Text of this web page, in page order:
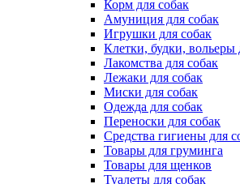
Корм для собак
Амуниция для собак
Игрушки для собак
Клетки, будки, вольеры
Лакомства для собак
Лежаки для собак
Миски для собак
Одежда для собак
Переноски для собак
Средства гигиены для
Товары для груминга
Товары для щенков
Туалеты для собак